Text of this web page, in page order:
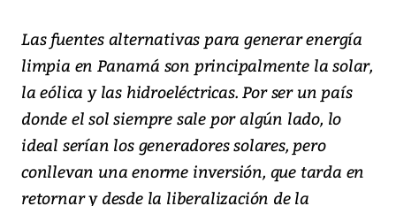
Las fuentes alternativas para generar energía
limpia en Panamá son principalmente la solar,
la eólica y las hidroeléctricas. Por ser un país
donde el sol siempre sale por algún lado, lo
ideal serían los generadores solares, pero
conllevan una enorme inversión, que tarda en
retornar y desde la liberalización de la